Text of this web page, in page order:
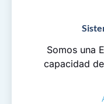
Somos una
capacidad